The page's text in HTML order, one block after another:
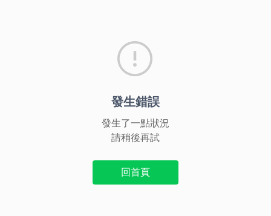
發生錯誤
發生了一點狀況
請稍後再試
回首頁